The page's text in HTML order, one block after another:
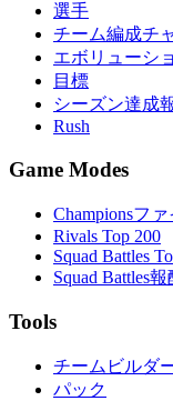
選手
チーム編成チ
エボリューシ
目標
シーズン達成
Rush
Game Modes
Championsフ
Rivals Top 200
Squad Battles
Squad Battles報
Tools
チームビルダ
パック